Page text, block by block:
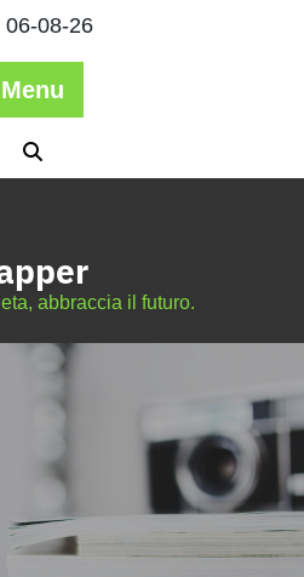
06-08-26
Menu
abbraccia il futuro.